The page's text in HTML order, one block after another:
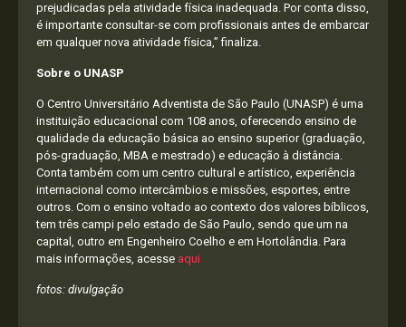
prejudicadas pela atividade física inadequada. Por conta disso,
é importante consultar-se com profissionais antes de embarcar
em qualquer nova atividade física,” finaliza.
Sobre o UNASP
O Centro Universitário Adventista de São Paulo (UNASP) é uma
instituição educacional com 108 anos, oferecendo ensino de
qualidade da educação básica ao ensino superior (graduação,
pós-graduação, MBA e mestrado) e educação à distância.
Conta também com um centro cultural e artístico, experiência
internacional como intercâmbios e missões, esportes, entre
outros. Com o ensino voltado ao contexto dos valores bíblicos,
tem três campi pelo estado de São Paulo, sendo que um na
capital, outro em Engenheiro Coelho e em Hortolândia. Para
mais informações, acesse aqui
fotos: divulgação